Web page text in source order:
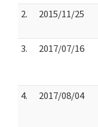
2.
2015/11/25
3.
2017/07/16
4.
2017/08/04